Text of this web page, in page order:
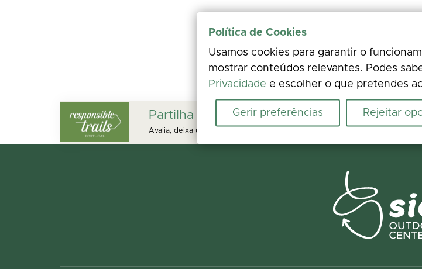
Partilha a tua experiência
Avalia, deixa um comentário e acrescenta fotos. A tua opinião melhora a
Política de Cookies
Usamos cookies para garantir o
mostrar conteúdos relevantes. Podes
Privacidade e escolher o que pretendes
Gerir preferências Rejeitar